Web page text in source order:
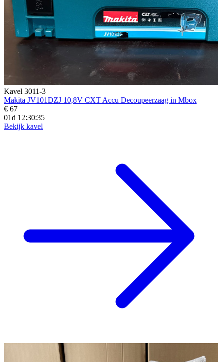
Kavel 3011-3
Makita JV101DZJ 10,8V CXT Accu Decoupeerzaag in Mbox
€ 67
01d 12:30:33
Bekijk kavel